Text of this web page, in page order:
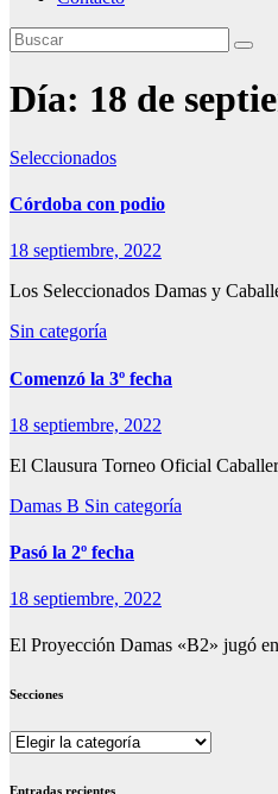
Día: 18 de
Seleccionados
Córdoba con podio
18 septiembre, 2022
Los Seleccionados Damas y
Sin categoría
Comenzó la 3º fecha
18 septiembre, 2022
El Clausura Torneo Oficial
Damas B Sin categoría
Pasó la 2º fecha
18 septiembre, 2022
El Proyección Damas «B2» jugó
Secciones
Secciones
Entradas recientes